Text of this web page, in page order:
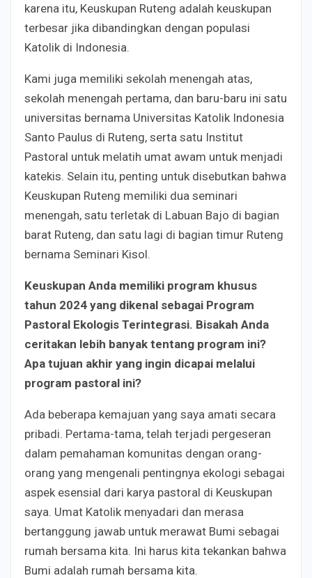
karena itu, Keuskupan Ruteng adalah keuskupan
terbesar jika dibandingkan dengan populasi
Katolik di Indonesia.
Kami juga memiliki sekolah menengah atas,
sekolah menengah pertama, dan baru-baru ini satu
universitas bernama Universitas Katolik Indonesia
Santo Paulus di Ruteng, serta satu Institut
Pastoral untuk melatih umat awam untuk menjadi
katekis. Selain itu, penting untuk disebutkan bahwa
Keuskupan Ruteng memiliki dua seminari
menengah, satu terletak di Labuan Bajo di bagian
barat Ruteng, dan satu lagi di bagian timur Ruteng
bernama Seminari Kisol.
Keuskupan Anda memiliki program khusus
tahun 2024 yang dikenal sebagai Program
Pastoral Ekologis Terintegrasi. Bisakah Anda
ceritakan lebih banyak tentang program ini?
Apa tujuan akhir yang ingin dicapai melalui
program pastoral ini?
Ada beberapa kemajuan yang saya amati secara
pribadi. Pertama-tama, telah terjadi pergeseran
dalam pemahaman komunitas dengan orang-
orang yang mengenali pentingnya ekologi sebagai
aspek esensial dari karya pastoral di Keuskupan
saya. Umat Katolik menyadari dan merasa
bertanggung jawab untuk merawat Bumi sebagai
rumah bersama kita. Ini harus kita tekankan bahwa
Bumi adalah rumah bersama kita.